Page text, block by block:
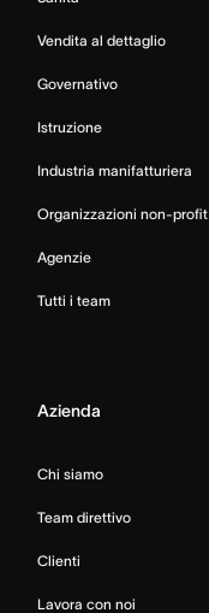
Vendita al dettaglio
Governativo
Istruzione
Industria manifatturiera
Organizzazioni non-profit
Agenzie
Tutti i team
Azienda
Chi siamo
Team direttivo
Clienti
Lavora con noi